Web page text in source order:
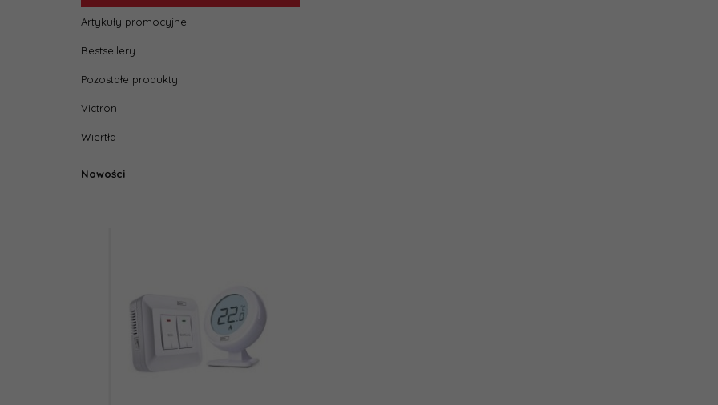
Artykuły promocyjne
Bestsellery
Pozostałe produkty
Victron
Wiertła
Nowości